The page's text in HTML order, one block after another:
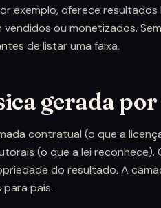
exemplo, oferece
ou monetizados.
de listar uma faixa.
gerada
contratual (o que a
(o que a lei reconhece).
do resultado. A
país.